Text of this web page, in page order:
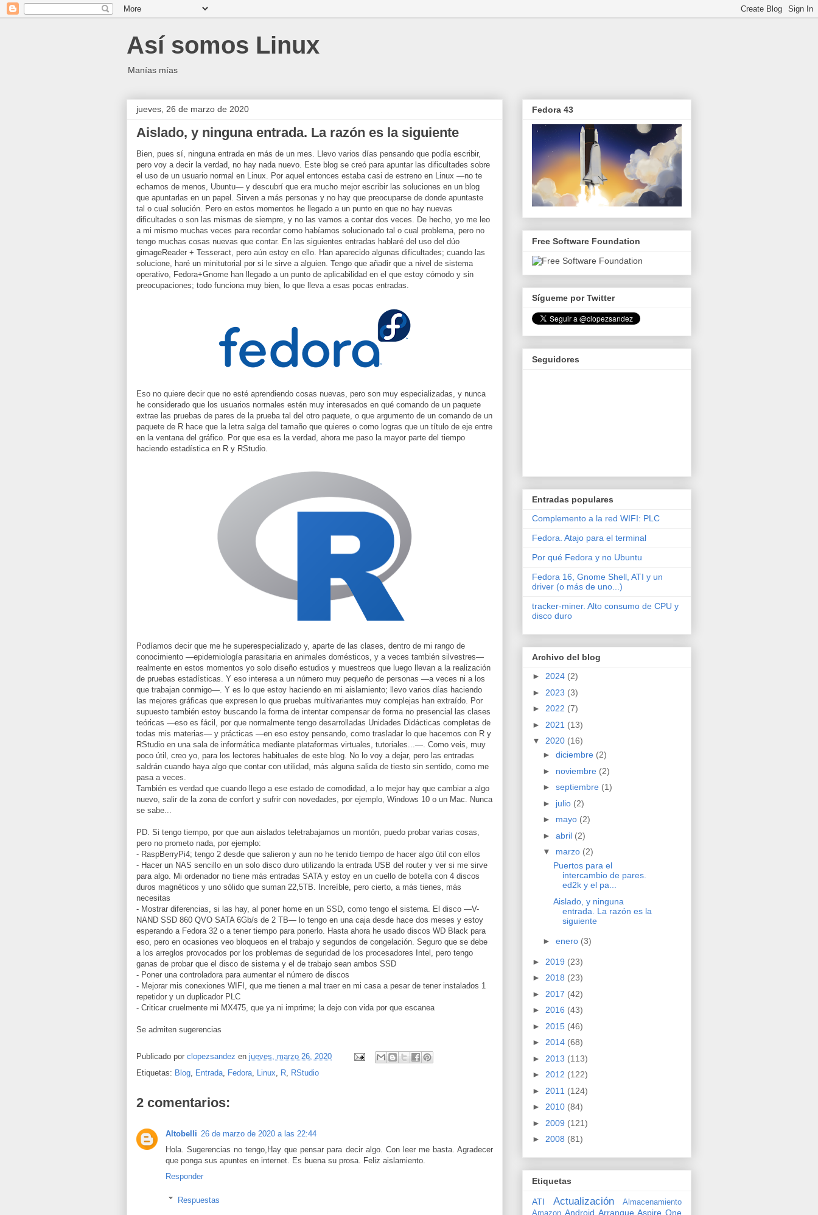
Así somos Linux
Manías mías
jueves, 26 de marzo de 2020
Aislado, y ninguna entrada. La razón es la siguiente
Bien, pues sí, ninguna entrada en más de un mes. Llevo varios días pensando que podía escribir,
pero voy a decir la verdad, no hay nada nuevo. Este blog se creó para apuntar las dificultades sobre
el uso de un usuario normal en Linux. Por aquel entonces estaba casi de estreno en Linux —no te
echamos de menos, Ubuntu— y descubrí que era mucho mejor escribir las soluciones en un blog
que apuntarlas en un papel. Sirven a más personas y no hay que preocuparse de donde apuntaste
tal o cual solución. Pero en estos momentos he llegado a un punto en que no hay nuevas
dificultades o son las mismas de siempre, y no las vamos a contar dos veces. De hecho, yo me leo
a mi mismo muchas veces para recordar como habíamos solucionado tal o cual problema, pero no
tengo muchas cosas nuevas que contar. En las siguientes entradas hablaré del uso del dúo
gimageReader + Tesseract, pero aún estoy en ello. Han aparecido algunas dificultades; cuando las
solucione, haré un minitutorial por si le sirve a alguien. Tengo que añadir que a nivel de sistema
operativo, Fedora+Gnome han llegado a un punto de aplicabilidad en el que estoy cómodo y sin
preocupaciones; todo funciona muy bien, lo que lleva a esas pocas entradas.
Eso no quiere decir que no esté aprendiendo cosas nuevas, pero son muy especializadas, y nunca
he considerado que los usuarios normales estén muy interesados en qué comando de un paquete
extrae las pruebas de pares de la prueba tal del otro paquete, o que argumento de un comando de un
paquete de R hace que la letra salga del tamaño que quieres o como logras que un título de eje entre
en la ventana del gráfico. Por que esa es la verdad, ahora me paso la mayor parte del tiempo
haciendo estadística en R y RStudio.
Podíamos decir que me he superespecializado y, aparte de las clases, dentro de mi rango de
conocimiento —epidemiología parasitaria en animales domésticos, y a veces también silvestres—
realmente en estos momentos yo solo diseño estudios y muestreos que luego llevan a la realización
de pruebas estadísticas. Y eso interesa a un número muy pequeño de personas —a veces ni a los
que trabajan conmigo—. Y es lo que estoy haciendo en mi aislamiento; llevo varios días haciendo
las mejores gráficas que expresen lo que pruebas multivariantes muy complejas han extraído. Por
supuesto también estoy buscando la forma de intentar compensar de forma no presencial las clases
teóricas —eso es fácil, por que normalmente tengo desarrolladas Unidades Didácticas completas de
todas mis materias— y prácticas —en eso estoy pensando, como trasladar lo que hacemos con R y
RStudio en una sala de informática mediante plataformas virtuales, tutoriales...—. Como veis, muy
poco útil, creo yo, para los lectores habituales de este blog. No lo voy a dejar, pero las entradas
saldrán cuando haya algo que contar con utilidad, más alguna salida de tiesto sin sentido, como me
pasa a veces.
También es verdad que cuando llego a ese estado de comodidad, a lo mejor hay que cambiar a algo
nuevo, salir de la zona de confort y sufrir con novedades, por ejemplo, Windows 10 o un Mac. Nunca
se sabe...
PD. Si tengo tiempo, por que aun aislados teletrabajamos un montón, puedo probar varias cosas,
pero no prometo nada, por ejemplo:
- RaspBerryPi4; tengo 2 desde que salieron y aun no he tenido tiempo de hacer algo útil con ellos
- Hacer un NAS sencillo en un solo disco duro utilizando la entrada USB del router y ver si me sirve
para algo. Mi ordenador no tiene más entradas SATA y estoy en un cuello de botella con 4 discos
duros magnéticos y uno sólido que suman 22,5TB. Increíble, pero cierto, a más tienes, más
necesitas
- Mostrar diferencias, si las hay, al poner home en un SSD, como tengo el sistema. El disco —V-
NAND SSD 860 QVO SATA 6Gb/s de 2 TB— lo tengo en una caja desde hace dos meses y estoy
esperando a Fedora 32 o a tener tiempo para ponerlo. Hasta ahora he usado discos WD Black para
eso, pero en ocasiones veo bloqueos en el trabajo y segundos de congelación. Seguro que se debe
a los arreglos provocados por los problemas de seguridad de los procesadores Intel, pero tengo
ganas de probar que el disco de sistema y el de trabajo sean ambos SSD
- Poner una controladora para aumentar el número de discos
- Mejorar mis conexiones WIFI, que me tienen a mal traer en mi casa a pesar de tener instalados 1
repetidor y un duplicador PLC
- Criticar cruelmente mi MX475, que ya ni imprime; la dejo con vida por que escanea
Se admiten sugerencias
Publicado por clopezsandez en jueves, marzo 26, 2020
Etiquetas: Blog, Entrada, Fedora, Linux, R, RStudio
2 comentarios:
Altobelli 26 de marzo de 2020 a las 22:44
Hola. Sugerencias no tengo,Hay que pensar para decir algo. Con leer me basta. Agradecer
que ponga sus apuntes en internet. Es buena su prosa. Feliz aislamiento.
Responder
Respuestas
Fedora 43
Free Software Foundation
Sígueme por Twitter
Seguidores
Entradas populares
Complemento a la red WIFI: PLC
Fedora. Atajo para el terminal
Por qué Fedora y no Ubuntu
Fedora 16, Gnome Shell, ATI y un
driver (o más de uno...)
tracker-miner. Alto consumo de CPU y
disco duro
Archivo del blog
► 2024 (2)
► 2023 (3)
► 2022 (7)
► 2021 (13)
▼ 2020 (16)
► diciembre (2)
► noviembre (2)
► septiembre (1)
► julio (2)
► mayo (2)
► abril (2)
▼ marzo (2)
Puertos para el
intercambio de pares.
ed2k y el pa...
Aislado, y ninguna
entrada. La razón es la
siguiente
► enero (3)
► 2019 (23)
► 2018 (23)
► 2017 (42)
► 2016 (43)
► 2015 (46)
► 2014 (68)
► 2013 (113)
► 2012 (122)
► 2011 (124)
► 2010 (84)
► 2009 (121)
► 2008 (81)
Etiquetas
ATI Actualización
Almacenamiento
Amazon Android Arranque Aspire One